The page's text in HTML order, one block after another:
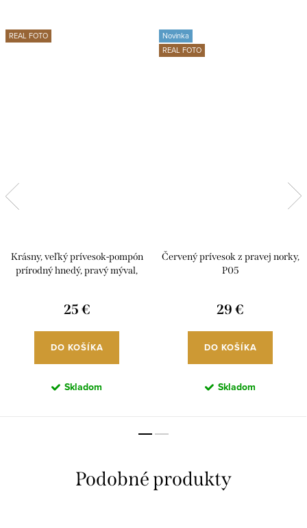
REAL FOTO
Krásny, veľký prívesok-pompón
prírodný hnedý, pravý mýval,
25 €
DO KOŠÍKA
Skladom
Novinka
REAL FOTO
Červený prívesok z pravej norky,
P05
29 €
DO KOŠÍKA
Skladom